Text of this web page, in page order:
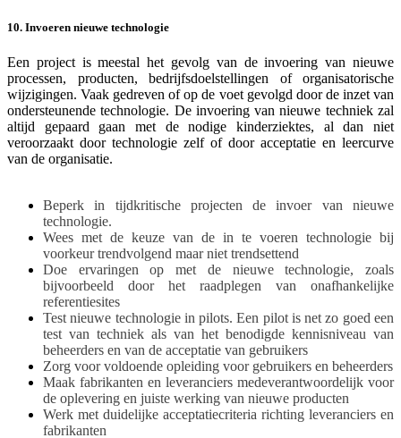
10. Invoeren nieuwe technologie
Een project is meestal het gevolg van de invoering van nieuwe
processen, producten, bedrijfsdoelstellingen of organisatorische
wijzigingen. Vaak gedreven of op de voet gevolgd door de inzet van
ondersteunende technologie. De invoering van nieuwe techniek zal
altijd gepaard gaan met de nodige kinderziektes, al dan niet
veroorzaakt door technologie zelf of door acceptatie en leercurve
van de organisatie.
Beperk in tijdkritische projecten de invoer van nieuwe
technologie.
Wees met de keuze van de in te voeren technologie bij
voorkeur trendvolgend maar niet trendsettend
Doe ervaringen op met de nieuwe technologie, zoals
bijvoorbeeld door het raadplegen van onafhankelijke
referentiesites
Test nieuwe technologie in pilots. Een pilot is net zo goed een
test van techniek als van het benodigde kennisniveau van
beheerders en van de acceptatie van gebruikers
Zorg voor voldoende opleiding voor gebruikers en beheerders
Maak fabrikanten en leveranciers medeverantwoordelijk voor
de oplevering en juiste werking van nieuwe producten
Werk met duidelijke acceptatiecriteria richting leveranciers en
fabrikanten